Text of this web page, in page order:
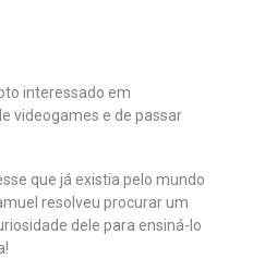
interessado em
videogames e de passar
que já existia pelo mundo
resolveu procurar um
dele para ensiná-lo